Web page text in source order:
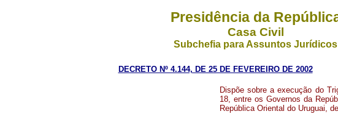
Presidência da
Casa Civil
Subchefia para Assuntos Jurídicos
DECRETO Nº 4.144, DE 25 DE FEVEREIRO DE 2002
Dispõe sobre a execução do
18, entre os Governos da
República Oriental do Uruguai,